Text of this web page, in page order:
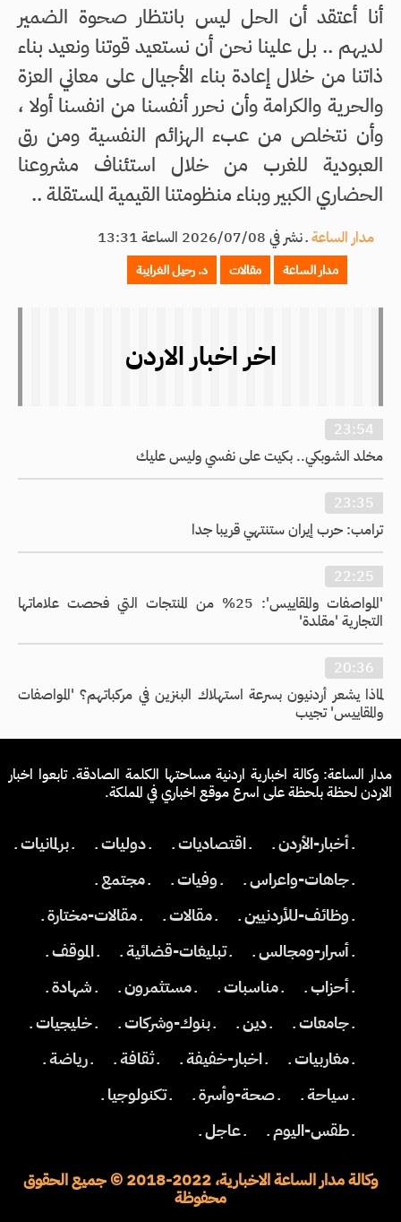
أنا أعتقد أن الحل ليس بانتظار صحوة الضمير
لديهم .. بل علينا نحن أن نستعيد قوتنا ونعيد بناء
ذاتنا من خلال إعادة بناء الأجيال على معاني العزة
والحرية والكرامة وأن نحرر أنفسنا من انفسنا أولا ،
وأن نتخلص من عبء الهزائم النفسية ومن رق
العبودية للغرب من خلال استئناف مشروعنا
الحضاري الكبير وبناء منظومتنا القيمية المستقلة ..
مدار الساعةـنشر في 2026/07/08 الساعة 13:31
مدار الساعة مقالات د. رحيل الغرايبة
اخر اخبار الاردن
23:54
مخلد الشوبكي.. بكيت على نفسي وليس عليك
23:35
ترامب: حرب إيران ستنتهي قريبا جدا
22:25
'المواصفات والمقاييس': 25% من المنتجات التي فحصت علاماتها
التجارية 'مقلدة'
20:36
لماذا يشعر أردنيون بسرعة استهلاك البنزين في مركباتهم؟ 'المواصفات
والمقاييس' تجيب
مدار الساعة: وكالة اخبارية اردنية مساحتها الكلمة الصادقة. تابعوا اخبار
الاردن لحظة بلحظة على اسرع موقع اخباري في المملكة.
ـ أخبار-الأردن ـ ـ اقتصاديات ـ ـ دوليات ـ
ـ برلمانيات ـ
ـ جاهات-واعراس ـ
ـ وفيات ـ
ـ مجتمع ـ
ـ وظائف-للأردنيين ـ
ـ مقالات ـ
ـ مقالات-مختارة ـ
ـ أسرار-ومجالس ـ
ـ تبليغات-قضائية ـ
ـ الموقف ـ
ـ أحزاب ـ
ـ مناسبات ـ ـ مستثمرون ـ
ـ شهادة ـ
ـ جامعات ـ
ـ دين ـ ـ بنوك-وشركات ـ
ـ خليجيات ـ
ـ مغاربيات ـ
ـ اخبار-خفيفة ـ ـ ثقافة ـ
ـ رياضة ـ
ـ سياحة ـ
ـ صحة-وأسرة ـ
ـ تكنولوجيا ـ
ـ طقس-اليوم ـ
ـ عاجل ـ
وكالة مدار الساعة الاخبارية، 2022-2018 © جميع الحقوق
محفوظة